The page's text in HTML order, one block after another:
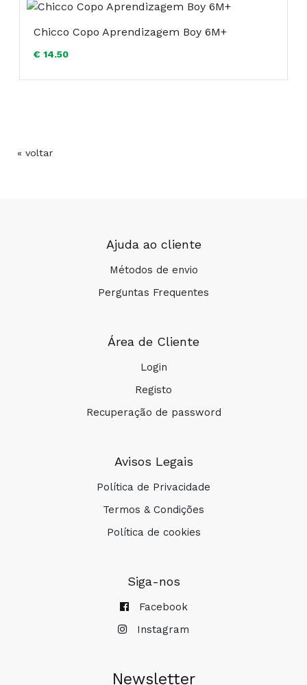
acidophilus, H122 (BCCM/LMGID11722)*; aromas;
acidificante: ácido cítrico; espessante: goma de
xantana; conservantes: sorbato de potássio,
benzoato de sódio.
Chicco Copo Aprendizagem Boy 6M+
€ 14.50
« voltar
Ajuda ao cliente
Métodos de envio
Perguntas Frequentes
Área de Cliente
Login
Registo
Recuperação de password
Avisos Legais
Política de Privacidade
Termos & Condições
Política de cookies
Siga-nos
Facebook
Instagram
Newsletter